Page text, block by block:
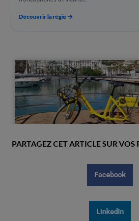
Découvrir la régie
PARTAGEZ CET ARTICLE SUR
Facebook
LinkedIn